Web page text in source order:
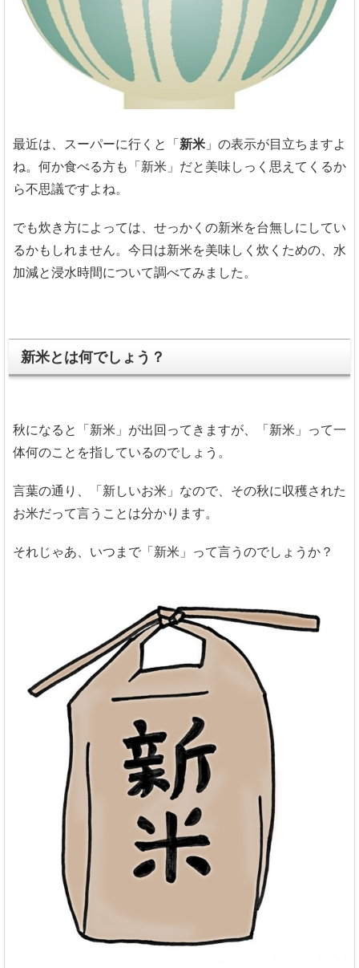
最近は、スーパーに行くと「新米 」の表示が目立ちますよ
ね。何か食べる方も「新米」だと美味しっく思えてくるか
ら不思議ですよね。
でも炊き方によっては、せっかくの新米を台無しにしてい
るかもしれません。今日は新米を美味しく炊くための、水
加減と浸水時間について調べてみました。
新米とは何でしょう？
秋になると「新米」が出回ってきますが、「新米」って一
体何のことを指しているのでしょう。
言葉の通り、「新しいお米」なので、その秋に収穫された
お米だって言うことは分かります。
それじゃあ、いつまで「新米」って言うのでしょうか？